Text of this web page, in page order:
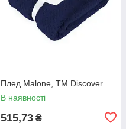
Плед Malone, TM Discover
В наявності
515,73 ₴